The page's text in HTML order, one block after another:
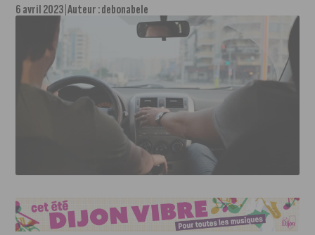
6 avril 2023 Auteur :debonabele